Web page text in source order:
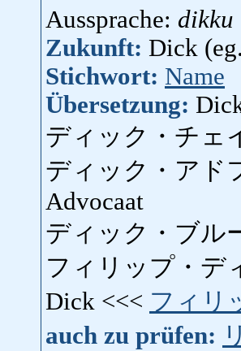
Aussprache: dikku
Zukunft: Dick
Stichwort: Name
Übersetzung:
ディック・チェ
ディック・アド
Advocaat
ディック・ブル
フィリップ・デ
Dick <<< フィリ
auch zu prüfen: